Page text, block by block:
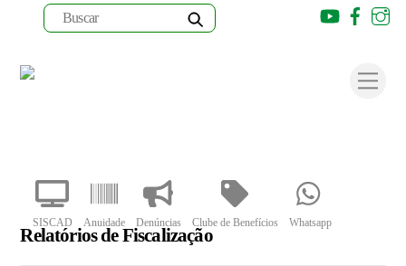
SISCAD Anuidade Denúncias Clube de Benefícios Whatsapp
Youtube
Relatórios de Fiscalização